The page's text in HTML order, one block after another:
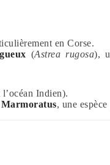
en Corse.
(Astrea rugosa),
Indien).
, une